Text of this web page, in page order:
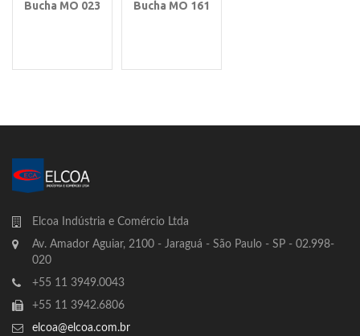
Bucha MO 023 Bucha MO 161
Elcoa Indústria e Comércio Ltda
Av. Amador Aguiar, 2100 - Jaraguá - São Paulo - SP - 02.998-
020
+55 11 3949.0043
+55 11 3942.6806
elcoa@elcoa.com.br